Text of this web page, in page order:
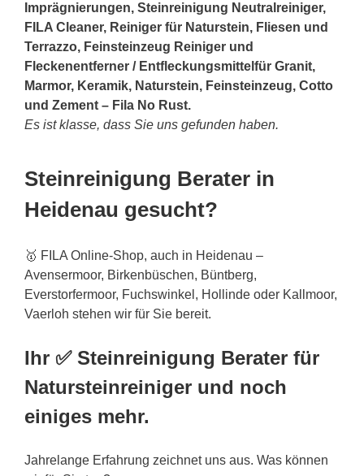
Imprägnierungen, Steinreinigung Neutralreiniger,
FILA Cleaner, Reiniger für Naturstein, Fliesen und
Terrazzo, Feinsteinzeug Reiniger und
Fleckenentferner / Entfleckungsmittelfür Granit,
Marmor, Keramik, Naturstein, Feinsteinzeug, Cotto
und Zement – Fila No Rust.
Es ist klasse, dass Sie uns gefunden haben.
Steinreinigung Berater in
Heidenau gesucht?
🥇 FILA Online-Shop, auch in Heidenau –
Avensermoor, Birkenbüschen, Büntberg,
Everstorfermoor, Fuchswinkel, Hollinde oder Kallmoor,
Vaerloh stehen wir für Sie bereit.
Ihr ✅ Steinreinigung Berater für
Natursteinreiniger und noch
einiges mehr.
Jahrelange Erfahrung zeichnet uns aus. Was können